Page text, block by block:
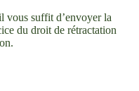
vous suffit d’envoyer la
du droit de rétractation